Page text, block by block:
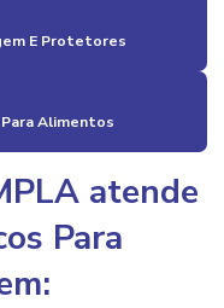
E Protetores
Alimentos
atende
Para